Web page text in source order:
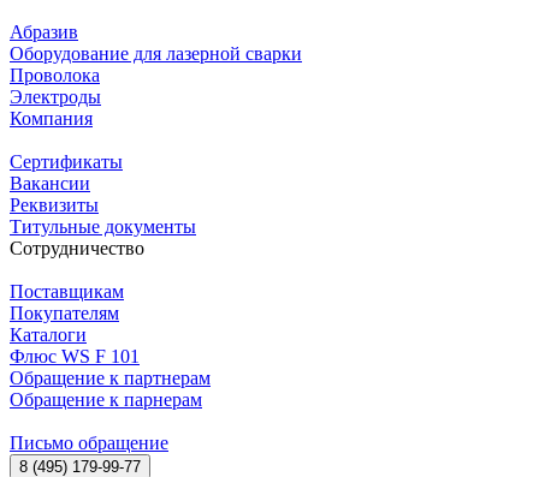
Абразив
Оборудование для лазерной сварки
Проволока
Электроды
Компания
Сертификаты
Вакансии
Реквизиты
Титульные документы
Сотрудничество
Поставщикам
Покупателям
Каталоги
Флюс WS F 101
Обращение к партнерам
Обращение к парнерам
Письмо обращение
8 (495) 179-99-77